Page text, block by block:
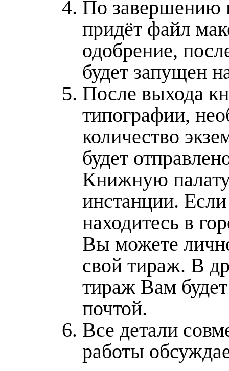
По завершению
придёт файл
одобрение,
будет запущен
После выхода
типографии,
количество
будет
Книжную
инстанции.
находитесь в
Вы можете
свой тираж. В
тираж Вам
почтой.
Все детали
работы